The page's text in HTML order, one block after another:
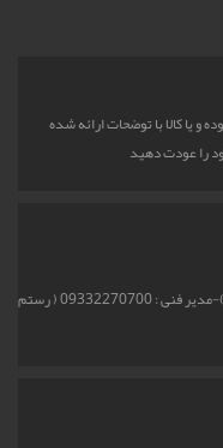
و یا کالا با توضحات ارائه شده
را عودت دهید
مدیر فروش : 09181833121 ( کورد )-مدیر فنی : 09332270700 ( رستم